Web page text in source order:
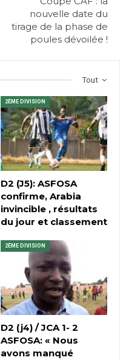
nouvelle date du
tirage de la phase de
poules dévoilée !
Tout
2ÈME DIVISION
D2 (J5): ASFOSA
confirme, Arabia
invincible , résultats
du jour et classement
2ÈME DIVISION
D2 (j4) / JCA 1- 2
ASFOSA: « Nous
avons manqué